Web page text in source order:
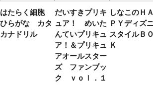
はたらく細胞
ひらがな カタ
カナドリル
だいすきプリキ
ュア！ めいた
んていプリキュ
ア！＆プリキュ
アオールスター
ズ ファンブッ
ク ｖｏｌ．１
しなこのＨ
ＰＹディズ
スタイルＢ
Ｋ